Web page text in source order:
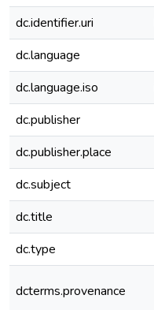
dc.identifier.uri
dc.language
dc.language.iso
dc.publisher
dc.publisher.place
dc.subject
dc.title
dc.type
dcterms.provenance